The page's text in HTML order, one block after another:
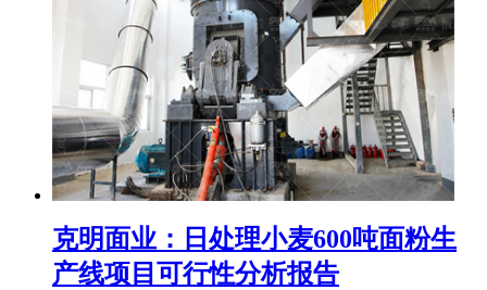
克明面业：日处理小麦600吨面粉生
产线项目可行性分析报告